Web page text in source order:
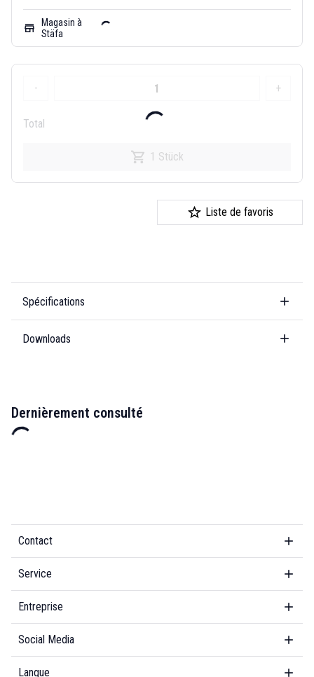
store
Magasin à
Stäfa
- +
Total
1 Stück
Liste de favoris
Spécifications
Downloads
Dernièrement consulté
Contact
Service
Entreprise
Social Media
Langue